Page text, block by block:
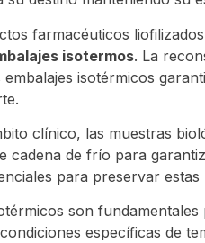
farmacéuticos
isotermos. La
isotérmicos
clínico, las muestras
cadena de frío para
para preservar
son
específicas de